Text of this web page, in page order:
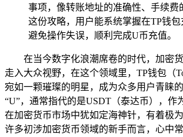
事项，像转账地址的准确性、手续费
这份攻略，用户能系统掌握在TP钱包
避免操作失误，顺利完成U币充值。
在当今数字化浪潮席卷的时代，加密
走入大众视野，在这个领域里，TP钱包（
宛如一颗璀璨的明星，成为众多用户青睐
“U”，通常指代的是USDT（泰达币），作
在加密货币市场中犹如定海神针，有着极
许多初涉加密货币领域的新手而言，心中